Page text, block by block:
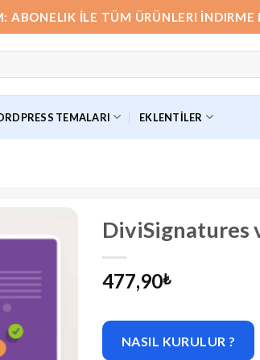
ABONELIK İLE TÜM ÜRÜNLERI İNDIRME
TEMALARI EKLENTILER
DiviSignatures
477,90₺
NASIL KURULUR ?